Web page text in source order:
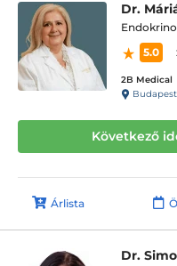
Dr.
5.0
2B Medical
Következő
Árlista
Dr.